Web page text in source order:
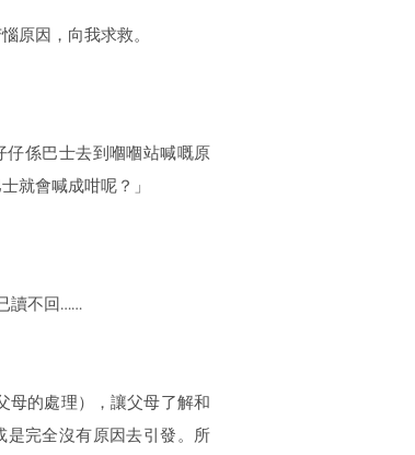
原因，向我求救。
仔係巴士去到嗰嗰站喊嘅原
就會喊成咁呢？」
讀不回……
母的處理），讓父母了解和
完全沒有原因去引發。所